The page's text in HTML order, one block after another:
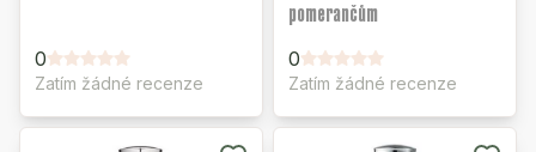
0
Zatím žádné recenze
pomerančům
0
Zatím žádné recenze